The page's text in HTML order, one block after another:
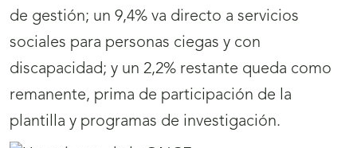
de gestión; un 9,4% va directo a servicios
sociales para personas ciegas y con
discapacidad; y un 2,2% restante queda como
remanente, prima de participación de la
plantilla y programas de investigación.